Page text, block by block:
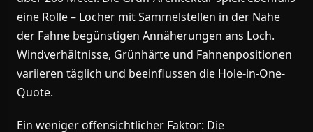
eine Rolle – Löcher mit Sammelstellen in der Nähe
der Fahne begünstigen Annäherungen ans Loch.
Windverhältnisse, Grünhärte und Fahnenpositionen
variieren täglich und beeinflussen die Hole-in-One-
Quote.
Ein weniger offensichtlicher Faktor: Die